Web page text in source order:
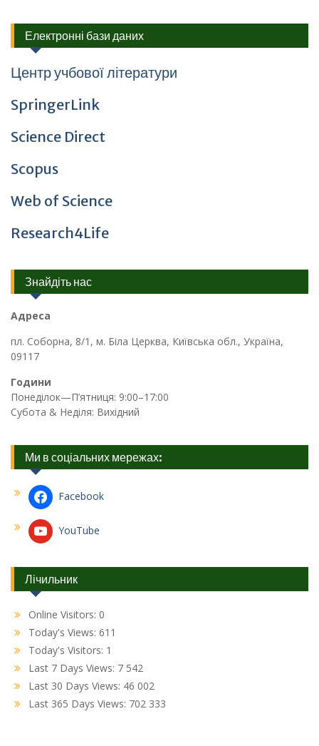
Електронні бази даних
Центр учбової літератури
SpringerLink
Science Direct
Scopus
Web of Science
Research4Life
Знайдіть нас
Адреса
пл. Соборна, 8/1, м. Біла Церква, Київська обл., Україна,
09117
Години
Понеділок—П’ятниця: 9:00–17:00
Субота & Неділя: Вихідний
Ми в соціальних мережах:
Facebook
YouTube
Лічильник
Online Visitors: 0
Today's Views: 611
Today's Visitors: 1
Last 7 Days Views: 7 542
Last 30 Days Views: 46 002
Last 365 Days Views: 702 333